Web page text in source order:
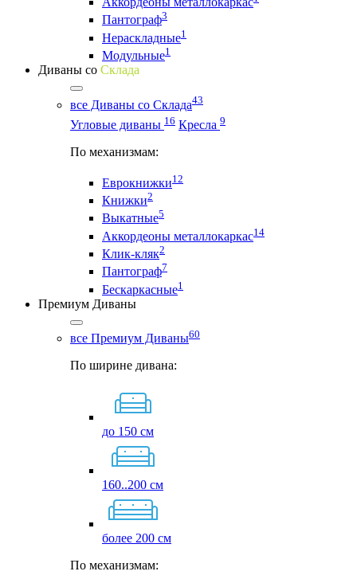
Пантограф3
Нераскладные1
Модульные1
Диваны со Склада
все Диваны со Склада43
Угловые диваны 16 Кресла 9
По механизмам:
Еврокнижки12
Книжки2
Выкатные5
Аккордеоны металлокаркас14
Клик-кляк2
Пантограф7
Бескаркасные1
Премиум Диваны
все Премиум Диваны60
По ширине дивана:
до 150 см
160..200 см
более 200 см
По механизмам: